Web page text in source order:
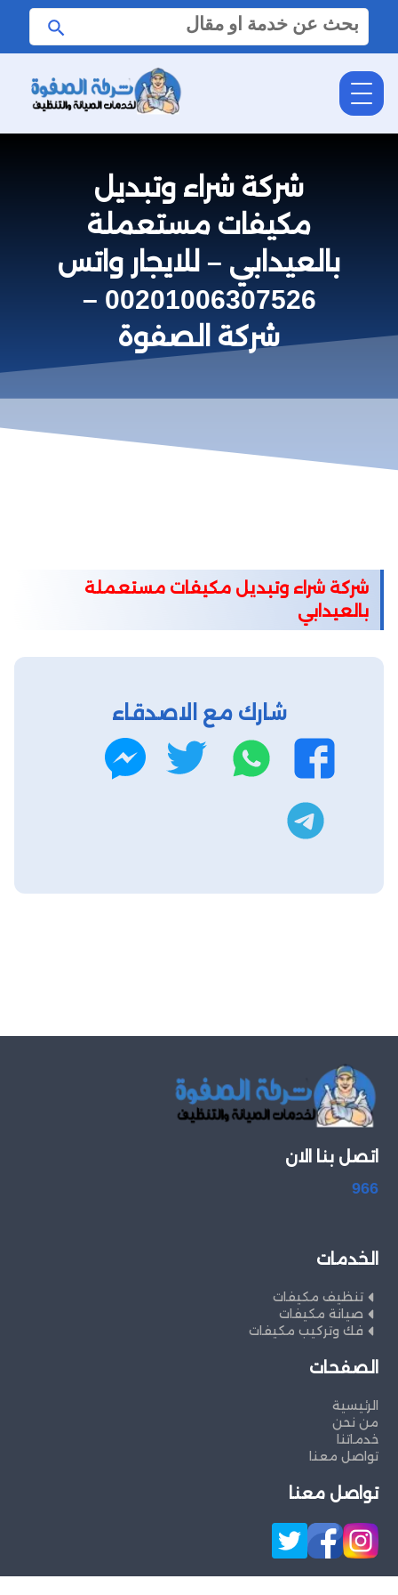
البحث
عن:
شركة شراء وتبديل
مكيفات مستعملة
بالعيدابي – للايجار واتس
00201006307526 –
شركة الصفوة
شركة شراء وتبديل مكيفات مستعملة
بالعيدابي
شارك مع الاصدقاء
فيسبوك واتساب تويتر
اتصل بنا الان
966
الخدمات
تنظيف مكيفات
صيانة مكيفات
فك وتركيب مكيفات
الصفحات
الرئيسية
من نحن
خدماتنا
تواصل معنا
تواصل معنا